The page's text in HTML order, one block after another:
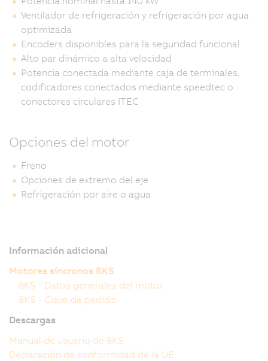
Ventilador de refrigeración y refrigeración por agua
optimizada
Encoders disponibles para la seguridad funcional
Alto par dinámico a alta velocidad
Potencia conectada mediante caja de terminales,
codificadores conectados mediante speedtec o
conectores circulares ITEC
Opciones del motor
Freno
Opciones de extremo del eje
Refrigeración por aire o agua
Información adicional
Motores síncronos 8KS
8KS - Datos generales del motor
8KS - Clave de pedido
Descargas
Manual de usuario de 8KS
Declaración de conformidad de la UE